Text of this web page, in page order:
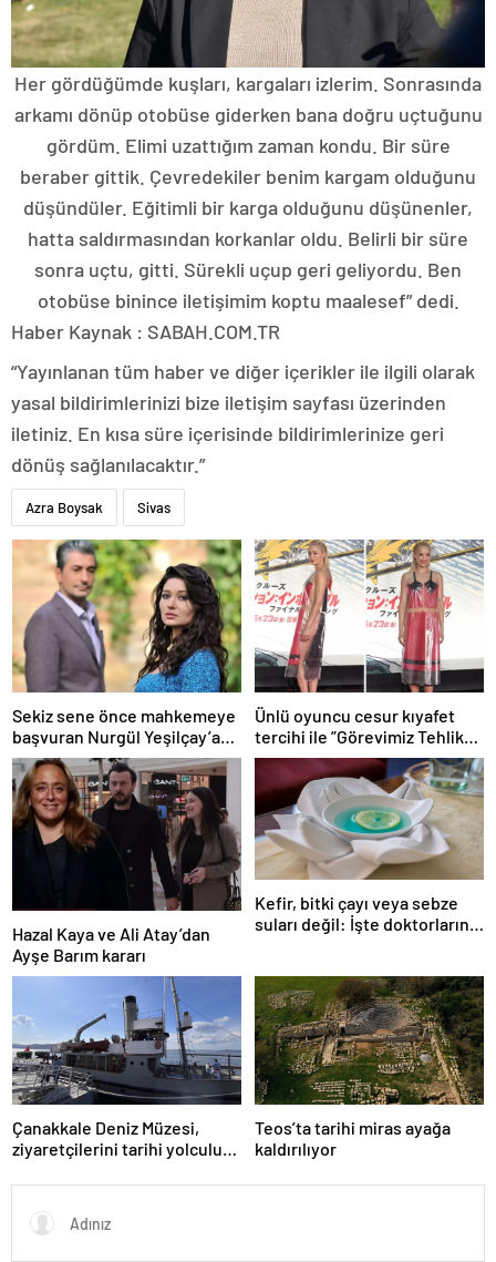
Her gördüğümde kuşları, kargaları izlerim. Sonrasında
arkamı dönüp otobüse giderken bana doğru uçtuğunu
gördüm. Elimi uzattığım zaman kondu. Bir süre
beraber gittik. Çevredekiler benim kargam olduğunu
düşündüler. Eğitimli bir karga olduğunu düşünenler,
hatta saldırmasından korkanlar oldu. Belirli bir süre
sonra uçtu, gitti. Sürekli uçup geri geliyordu. Ben
otobüse binince iletişimim koptu maalesef” dedi.
Haber Kaynak : SABAH.COM.TR
“Yayınlanan tüm haber ve diğer içerikler ile ilgili olarak
yasal bildirimlerinizi bize iletişim sayfası üzerinden
iletiniz. En kısa süre içerisinde bildirimlerinize geri
dönüş sağlanılacaktır.”
Azra Boysak Sivas
Sekiz sene önce mahkemeye
başvuran Nurgül Yeşilçay’a
sevindiren haber
Ünlü oyuncu cesur kıyafet
tercihi ile ”Görevimiz Tehlike”
galasına damga vurdu
Hazal Kaya ve Ali Atay’dan
Ayşe Barım kararı
Kefir, bitki çayı veya sebze
suları değil: İşte doktorların
Çanakkale Deniz Müzesi,
ziyaretçilerini tarihi yolculuğa
Teos’ta tarihi miras ayağa
kaldırılıyor